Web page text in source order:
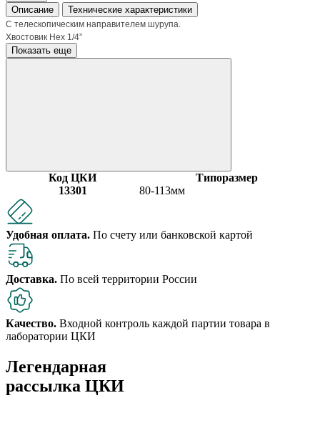
Описание Технические характеристики
С телескопическим направителем шурупа.
Хвостовик Нех 1/4”
Показать еще
Код ЦКИ
Типоразмер
13301
80-113мм
Удобная оплата. По счету или банковской картой
Доставка. По всей территории России
Качество. Входной контроль каждой партии товара в
лаборатории ЦКИ
Легендарная
рассылка ЦКИ